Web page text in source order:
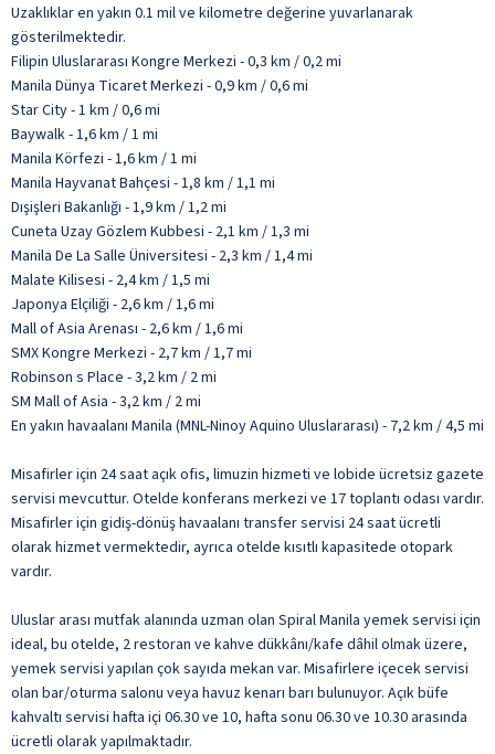
Uzaklıklar en yakın 0.1 mil ve kilometre değerine yuvarlanarak
gösterilmektedir.
Filipin Uluslararası Kongre Merkezi - 0,3 km / 0,2 mi
Manila Dünya Ticaret Merkezi - 0,9 km / 0,6 mi
Star City - 1 km / 0,6 mi
Baywalk - 1,6 km / 1 mi
Manila Körfezi - 1,6 km / 1 mi
Manila Hayvanat Bahçesi - 1,8 km / 1,1 mi
Dışişleri Bakanlığı - 1,9 km / 1,2 mi
Cuneta Uzay Gözlem Kubbesi - 2,1 km / 1,3 mi
Manila De La Salle Üniversitesi - 2,3 km / 1,4 mi
Malate Kilisesi - 2,4 km / 1,5 mi
Japonya Elçiliği - 2,6 km / 1,6 mi
Mall of Asia Arenası - 2,6 km / 1,6 mi
SMX Kongre Merkezi - 2,7 km / 1,7 mi
Robinson s Place - 3,2 km / 2 mi
SM Mall of Asia - 3,2 km / 2 mi
En yakın havaalanı Manila (MNL-Ninoy Aquino Uluslararası) - 7,2 km / 4,5 mi
Misafirler için 24 saat açık ofis, limuzin hizmeti ve lobide ücretsiz gazete
servisi mevcuttur. Otelde konferans merkezi ve 17 toplantı odası vardır.
Misafirler için gidiş-dönüş havaalanı transfer servisi 24 saat ücretli
olarak hizmet vermektedir, ayrıca otelde kısıtlı kapasitede otopark
vardır.
Uluslar arası mutfak alanında uzman olan Spiral Manila yemek servisi için
ideal, bu otelde, 2 restoran ve kahve dükkânı/kafe dâhil olmak üzere,
yemek servisi yapılan çok sayıda mekan var. Misafirlere içecek servisi
olan bar/oturma salonu veya havuz kenarı barı bulunuyor. Açık büfe
kahvaltı servisi hafta içi 06.30 ve 10, hafta sonu 06.30 ve 10.30 arasında
ücretli olarak yapılmaktadır.